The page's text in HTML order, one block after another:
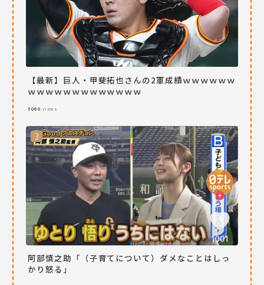
【最新】巨人・甲斐拓也さんの2軍成績ｗｗｗｗｗｗ
ｗｗｗｗｗｗｗｗｗｗｗｗｗ
5060 views
阿部慎之助「（子育てについて）ダメなことはしっ
かり怒る」